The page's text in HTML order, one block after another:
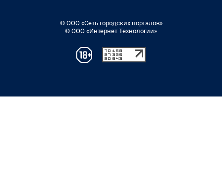
© ООО «Сеть городских порталов»
© ООО «Интернет Технологии»